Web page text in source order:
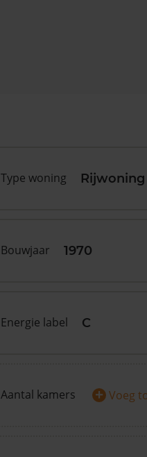
Type woning Rijwoning
Bouwjaar 1970
Energie label C
Aantal kamers + Voeg